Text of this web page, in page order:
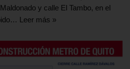
y calle El Tambo, en el
Leer más »